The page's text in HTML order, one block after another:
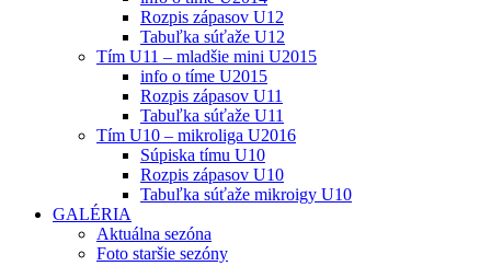
Rozpis zápasov U12
Tabuľka súťaže U12
Tím U11 – mladšie mini U2015
info o tíme U2015
Rozpis zápasov U11
Tabuľka súťaže U11
Tím U10 – mikroliga U2016
Súpiska tímu U10
Rozpis zápasov U10
Tabuľka súťaže mikroigy U10
GALÉRIA
Aktuálna sezóna
Foto staršie sezóny